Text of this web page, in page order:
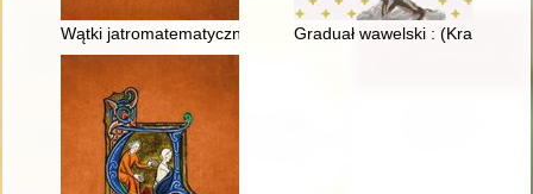
Wątki jatromatematyczne w "Introductorium astrologie
Graduał wawelski : (Kraków,